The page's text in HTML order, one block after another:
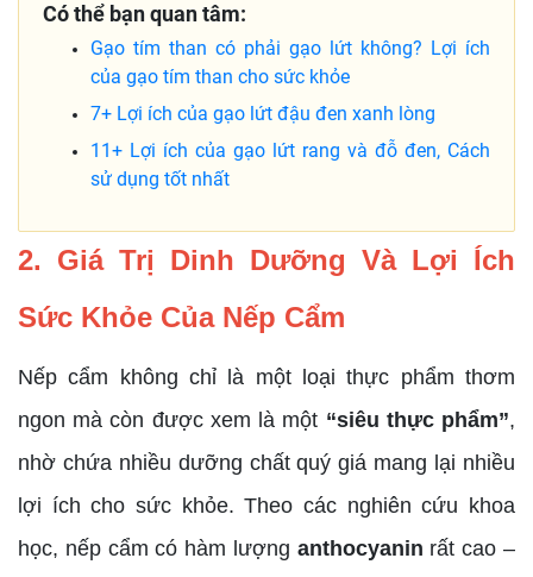
Có thể bạn quan tâm:
Gạo tím than có phải gạo lứt không? Lợi ích
của gạo tím than cho sức khỏe
7+ Lợi ích của gạo lứt đậu đen xanh lòng
11+ Lợi ích của gạo lứt rang và đỗ đen, Cách
sử dụng tốt nhất
2. Giá Trị Dinh Dưỡng Và Lợi Ích
Sức Khỏe Của Nếp Cẩm
Nếp cẩm không chỉ là một loại thực phẩm thơm
ngon mà còn được xem là một “siêu thực phẩm”,
nhờ chứa nhiều dưỡng chất quý giá mang lại nhiều
lợi ích cho sức khỏe. Theo các nghiên cứu khoa
học, nếp cẩm có hàm lượng anthocyanin rất cao –